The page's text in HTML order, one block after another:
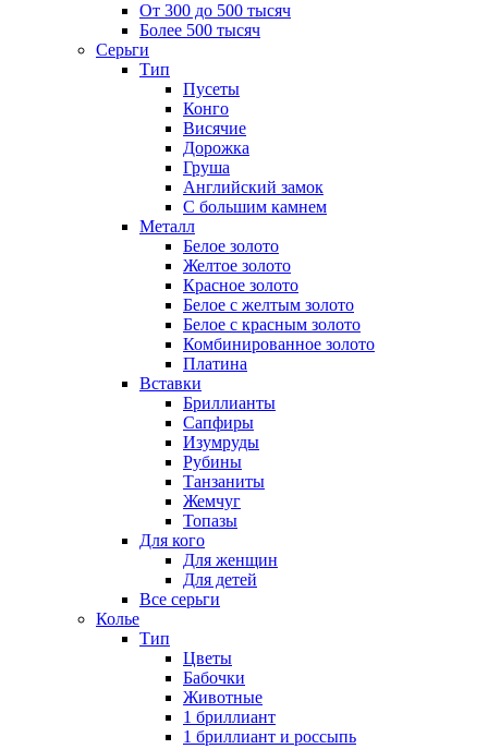
От 300 до 500 тысяч
Более 500 тысяч
Серьги
Тип
Пусеты
Конго
Висячие
Дорожка
Груша
Английский замок
С большим камнем
Металл
Белое золото
Желтое золото
Красное золото
Белое с желтым золото
Белое с красным золото
Комбинированное золото
Платина
Вставки
Бриллианты
Сапфиры
Изумруды
Рубины
Танзаниты
Жемчуг
Топазы
Для кого
Для женщин
Для детей
Все серьги
Колье
Тип
Цветы
Бабочки
Животные
1 бриллиант
1 бриллиант и россыпь